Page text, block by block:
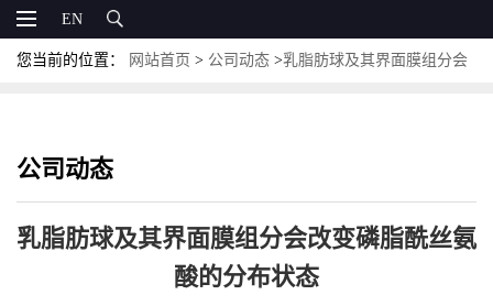
EN
您当前的位置： 网站首页 > 公司动态 >乳脂肪球及其界面膜组分会
公司动态
乳脂肪球及其界面膜组分会改变磷脂酰丝氨
酸的分布状态